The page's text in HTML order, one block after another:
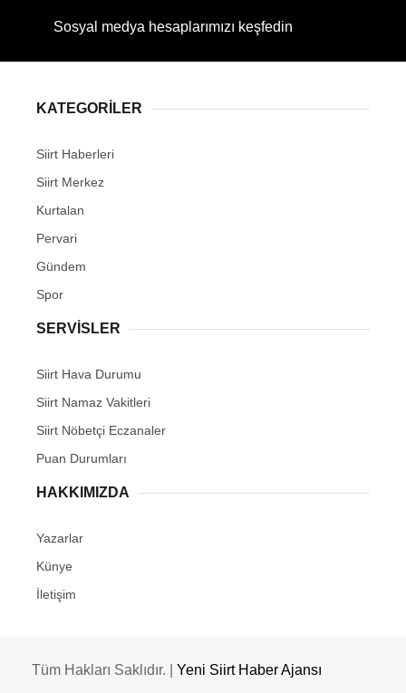
Sosyal medya hesaplarımızı keşfedin
KATEGORİLER
Siirt Haberleri
Siirt Merkez
Kurtalan
Pervari
Gündem
Spor
SERVİSLER
Siirt Hava Durumu
Siirt Namaz Vakitleri
Siirt Nöbetçi Eczanaler
Puan Durumları
HAKKIMIZDA
Yazarlar
Künye
İletişim
Tüm Hakları Saklıdır. | Yeni Siirt Haber Ajansı